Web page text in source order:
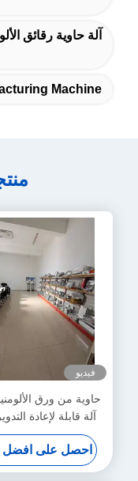
آلة حاوية رقائق الألومنيوم 450 مل,آلة حاويات رقائق
Machine
فيديو
حاوية من ورق
آلة قابلة لإعادة
سلس مستطيل
احصل على افضل